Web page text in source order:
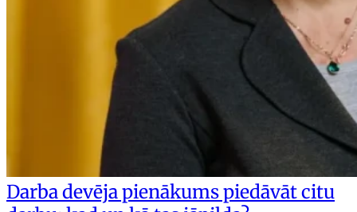
Darba devēja pienākums piedāvāt citu